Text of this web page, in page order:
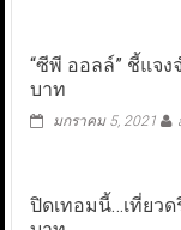
“ซีพี ออลล์” ชี้แจ
บาท
มกราคม 5, 2021
ปิดเทอมนี้…เที่ยวด